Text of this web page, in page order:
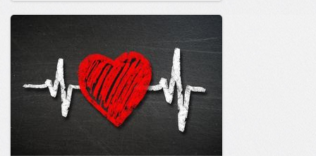
позитива!09:1207 фев 2022